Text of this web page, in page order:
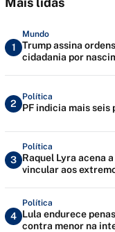
1
Mundo
Trump assina
cidadania por
2
Política
PF indicia mais seis
3
Política
Raquel Lyra acena
vincular aos
4
Política
Lula endurece
contra menor na